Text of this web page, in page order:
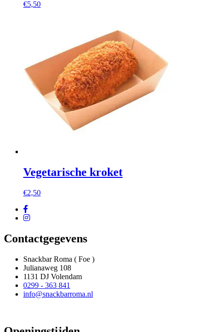
€5,50
Vegetarische kroket
€2,50
Contactgegevens
Snackbar Roma ( Foe )
Julianaweg 108
1131 DJ Volendam
0299 - 363 841
info@snackbarroma.nl